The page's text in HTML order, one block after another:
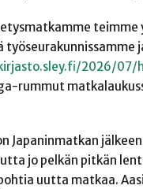
teimme
2026/
rummut
Japaninmatkan
jo pelkän pitkän
uutta matkaa.